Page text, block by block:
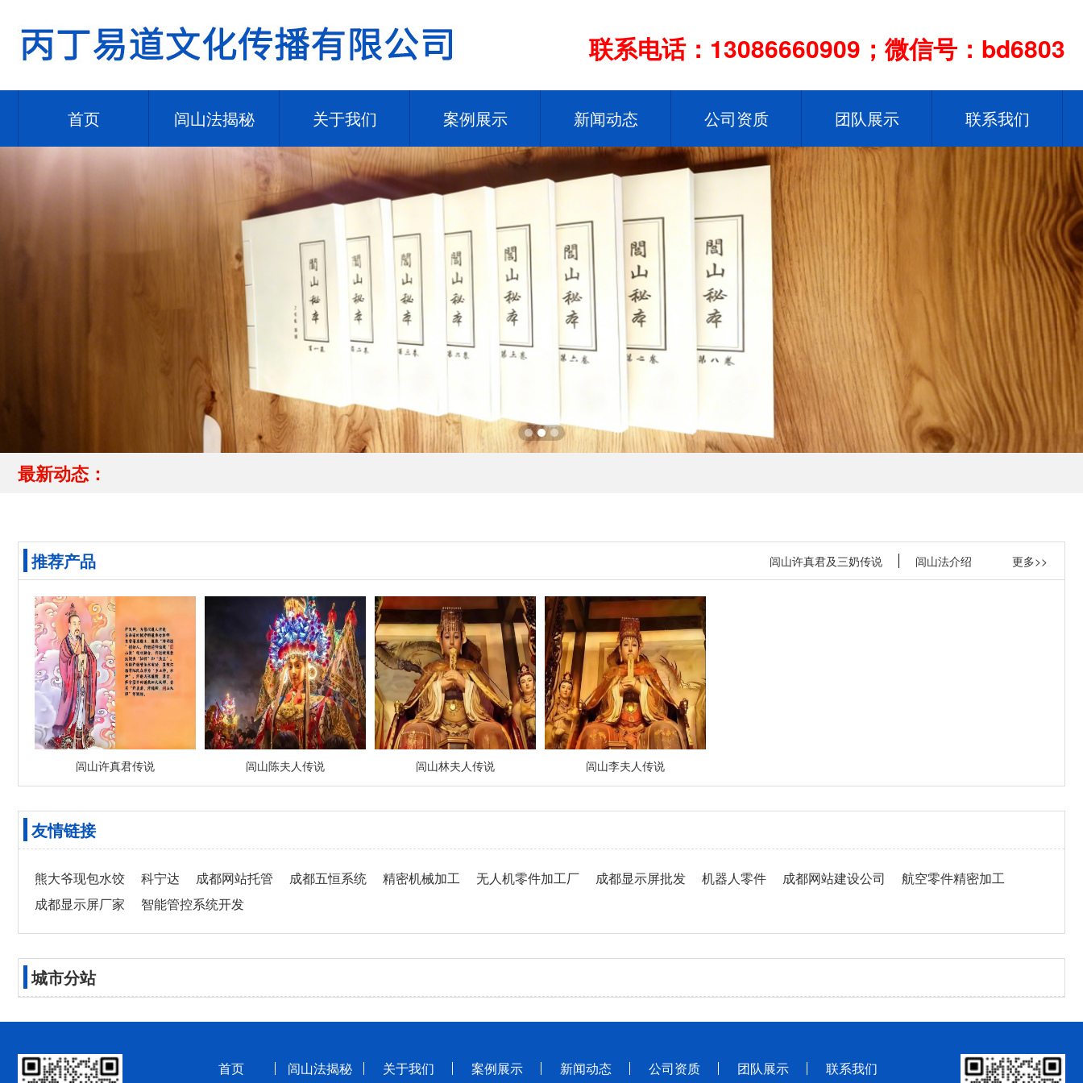
联系电话：13086660909；微信号：bd6803
首页 闾山法揭秘 关于我们 案例展示 新闻动态 公司资质 团队展示 联系我们
最新动态：
推荐产品 更多>>
闾山许真君及三奶传说 闾山法介绍
闾山许真君传说 闾山陈夫人传说 闾山林夫人传说 闾山李夫人传说
友情链接
熊大爷现包水饺 科宁达 成都网站托管 成都五恒系统 精密机械加工 无人机零件加工厂 成都显示屏批发 机器人零件 成都网站建设公司
航空零件精密加工
成都显示屏厂家
智能管控系统开发
城市分站
首页 闾山法揭秘 关于我们 案例展示 新闻动态 公司资质 团队展示 联系我们